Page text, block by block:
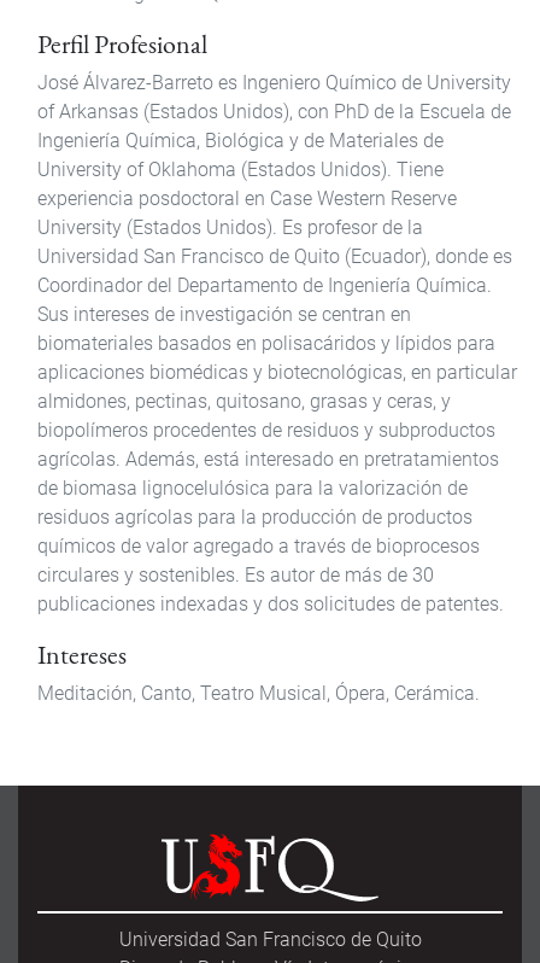
Perfil Profesional
José Álvarez-Barreto es Ingeniero Químico de University
of Arkansas (Estados Unidos), con PhD de la Escuela de
Ingeniería Química, Biológica y de Materiales de
University of Oklahoma (Estados Unidos). Tiene
experiencia posdoctoral en Case Western Reserve
University (Estados Unidos). Es profesor de la
Universidad San Francisco de Quito (Ecuador), donde es
Coordinador del Departamento de Ingeniería Química.
Sus intereses de investigación se centran en
biomateriales basados en polisacáridos y lípidos para
aplicaciones biomédicas y biotecnológicas, en particular
almidones, pectinas, quitosano, grasas y ceras, y
biopolímeros procedentes de residuos y subproductos
agrícolas. Además, está interesado en pretratamientos
de biomasa lignocelulósica para la valorización de
residuos agrícolas para la producción de productos
químicos de valor agregado a través de bioprocesos
circulares y sostenibles. Es autor de más de 30
publicaciones indexadas y dos solicitudes de patentes.
Intereses
Meditación, Canto, Teatro Musical, Ópera, Cerámica.
Universidad San Francisco de Quito